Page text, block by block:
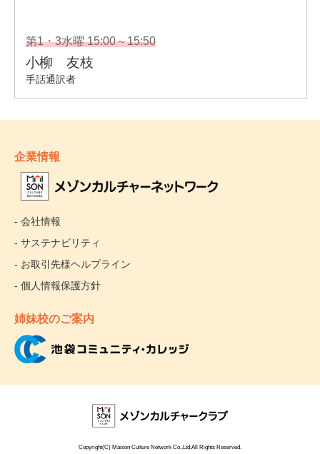
企業情報
- 会社情報
- サステナビリティ
- お取引先様ヘルプライン
- 個人情報保護方針
姉妹校のご案内
Copyright(C) Maison Culture Network Co.,Ltd.All Rights Reserved.